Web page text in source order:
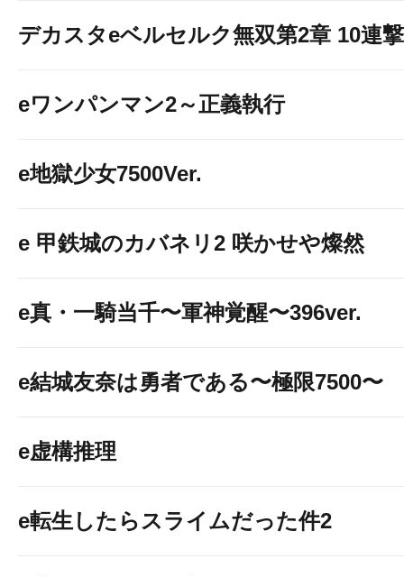
デカスタeベルセルク無双第2章 10連
eワンパンマン2～正義執行
e地獄少女7500Ver.
e 甲鉄城のカバネリ2 咲かせや燦然
e真・一騎当千〜軍神覚醒〜396ver.
e結城友奈は勇者である〜極限7500〜
e虚構推理
e転生したらスライムだった件2